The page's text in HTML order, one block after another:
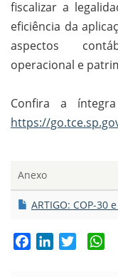
fiscalizar a
eficiência da
aspectos
operacional e
Confira a
https://
Anexo
ARTIGO: COP-30
FacebookLinkedIn
Twitter